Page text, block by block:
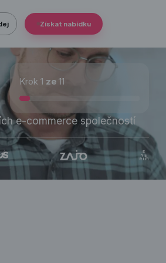
Získat nabídku
Krok 1 ze 11
e-commerce společností